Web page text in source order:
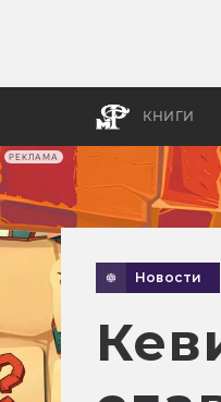
РЕКЛАМА
КНИГИ
Новости